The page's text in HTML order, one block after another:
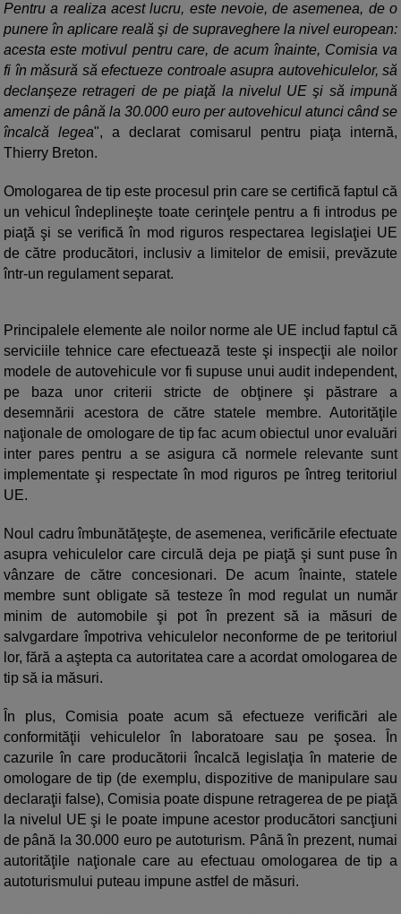
Pentru a realiza acest lucru, este nevoie, de asemenea, de o
punere în aplicare reală şi de supraveghere la nivel european:
acesta este motivul pentru care, de acum înainte, Comisia va
fi în măsură să efectueze controale asupra autovehiculelor, să
declanşeze retrageri de pe piaţă la nivelul UE şi să impună
amenzi de până la 30.000 euro per autovehicul atunci când se
încalcă legea", a declarat comisarul pentru piaţa internă,
Thierry Breton.
Omologarea de tip este procesul prin care se certifică faptul că
un vehicul îndeplineşte toate cerinţele pentru a fi introdus pe
piaţă şi se verifică în mod riguros respectarea legislaţiei UE
de către producători, inclusiv a limitelor de emisii, prevăzute
într-un regulament separat.
Principalele elemente ale noilor norme ale UE includ faptul că
serviciile tehnice care efectuează teste şi inspecţii ale noilor
modele de autovehicule vor fi supuse unui audit independent,
pe baza unor criterii stricte de obţinere şi păstrare a
desemnării acestora de către statele membre. Autorităţile
naţionale de omologare de tip fac acum obiectul unor evaluări
inter pares pentru a se asigura că normele relevante sunt
implementate şi respectate în mod riguros pe întreg teritoriul
UE.
Noul cadru îmbunătăţeşte, de asemenea, verificările efectuate
asupra vehiculelor care circulă deja pe piaţă şi sunt puse în
vânzare de către concesionari. De acum înainte, statele
membre sunt obligate să testeze în mod regulat un număr
minim de automobile şi pot în prezent să ia măsuri de
salvgardare împotriva vehiculelor neconforme de pe teritoriul
lor, fără a aştepta ca autoritatea care a acordat omologarea de
tip să ia măsuri.
În plus, Comisia poate acum să efectueze verificări ale
conformităţii vehiculelor în laboratoare sau pe şosea. În
cazurile în care producătorii încalcă legislaţia în materie de
omologare de tip (de exemplu, dispozitive de manipulare sau
declaraţii false), Comisia poate dispune retragerea de pe piaţă
la nivelul UE şi le poate impune acestor producători sancţiuni
de până la 30.000 euro pe autoturism. Până în prezent, numai
autorităţile naţionale care au efectuau omologarea de tip a
autoturismului puteau impune astfel de măsuri.